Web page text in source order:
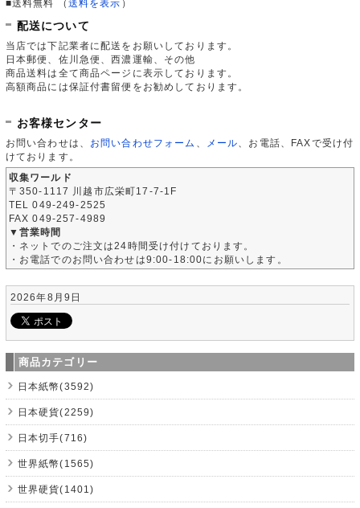
■送料無料 （ 送料を表示 ）
配送について
当店では下記業者に配送をお願いしております。
日本郵便、佐川急便、西濃運輸、その他
商品送料は全て商品ページに表示しております。
高額商品には保証付書留便をお勧めしております。
お客様センター
お問い合わせは、 お問い合わせフォーム メール 、お電話、FAXで受け付
けております。
収集ワールド
〒350-1117 川越市広栄町17-7-1F
TEL 049-249-2525
FAX 049-257-4989
▼営業時間
・ネットでのご注文は24時間受け付けております。
・お電話でのお問い合わせは9:00-18:00にお願いします。
2026年8月9日
商品カテゴリー
日本紙幣(3592)
日本硬貨(2259)
日本切手(716)
世界紙幣(1565)
世界硬貨(1401)